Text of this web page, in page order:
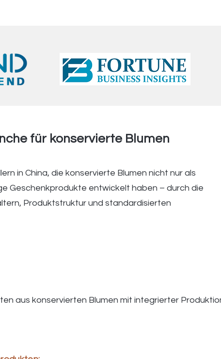
für konservierte Blumen
in China, die konservierte Blumen nicht nur als
Geschenkprodukte entwickelt haben – durch die
Produktstruktur und standardisierten
aus konservierten Blumen mit integrierter